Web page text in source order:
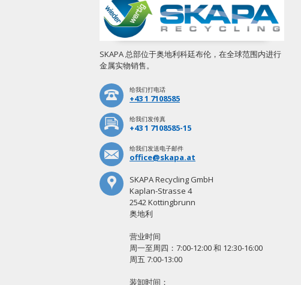
SKAPA 总部位于奥地利科廷布伦，在全球范围内进行
金属实物销售。
给我们打电话
+43 1 7108585
给我们发传真
+43 1 7108585-15
给我们发送电子邮件
office@skapa.at
SKAPA Recycling GmbH
Kaplan-Strasse 4
2542 Kottingbrunn
奥地利
营业时间
周一至周四：7:00-12:00 和 12:30-16:00
周五 7:00-13:00
装卸时间：